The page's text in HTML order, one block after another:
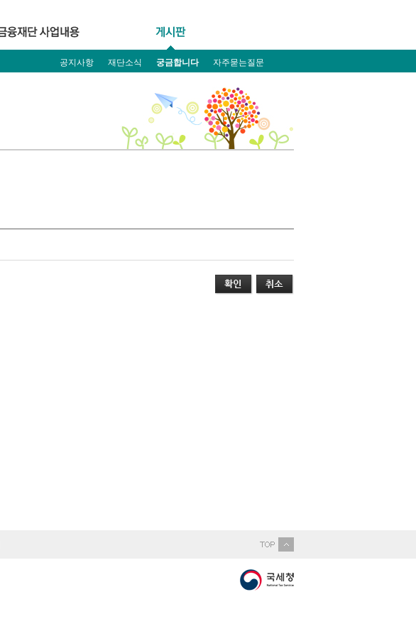
공지사항 재단소식 궁금합니다 자주묻는질문